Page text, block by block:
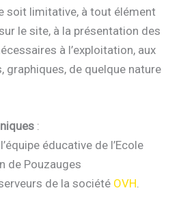
soit limitative, à tout élément
le site, à la présentation des
à l’exploitation, aux
graphiques, de quelque nature
:
éducative de l’Ecole
de Pouzauges
de la société OVH.